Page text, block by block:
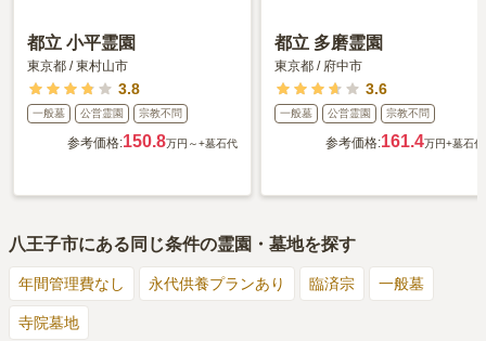
都立 小平霊園
東京都 /東村山市
3.8
一般墓 公営霊園 宗教不問
参考価格:150.8万円～+墓石代
都立 多磨霊園
東京都 / 府中市
3.6
一般墓 公営霊園 宗教不問
参考価格:161.4万円+墓石代
八王子市にある同じ条件の霊園・墓地を探す
年間管理費なし 永代供養プランあり 臨済宗 一般墓
寺院墓地